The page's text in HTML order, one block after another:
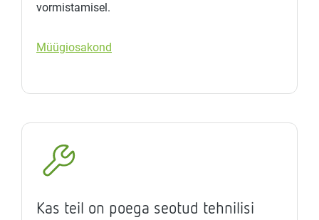
vormistamisel.
Müügiosakond
Kas teil on poega seotud tehnilisi